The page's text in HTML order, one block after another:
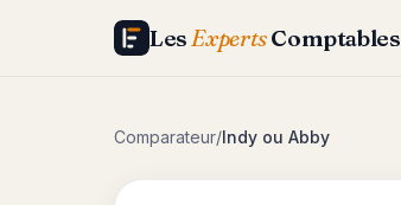
LesExpertsComptables
Comparateur/Indy ou Abby